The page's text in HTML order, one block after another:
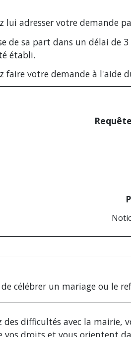
lui adresser votre demande
de sa part dans un délai de
établi.
faire votre demande à l'aide
célébrer un mariage ou le
des difficultés avec la mairie,